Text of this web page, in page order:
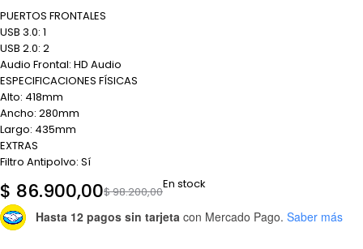
PUERTOS FRONTALES
USB 3.0: 1
USB 2.0: 2
Audio Frontal: HD Audio
ESPECIFICACIONES FÍSICAS
Alto: 418mm
Ancho: 280mm
Largo: 435mm
EXTRAS
Filtro Antipolvo: Sí
$98.200,00
$ 86.900,00 En stock
Hasta 12 pagos sin tarjeta con Mercado Pago. Saber más